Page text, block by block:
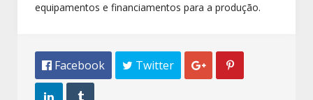
equipamentos e financiamentos para a produção.
 Facebook  Twitter  
 